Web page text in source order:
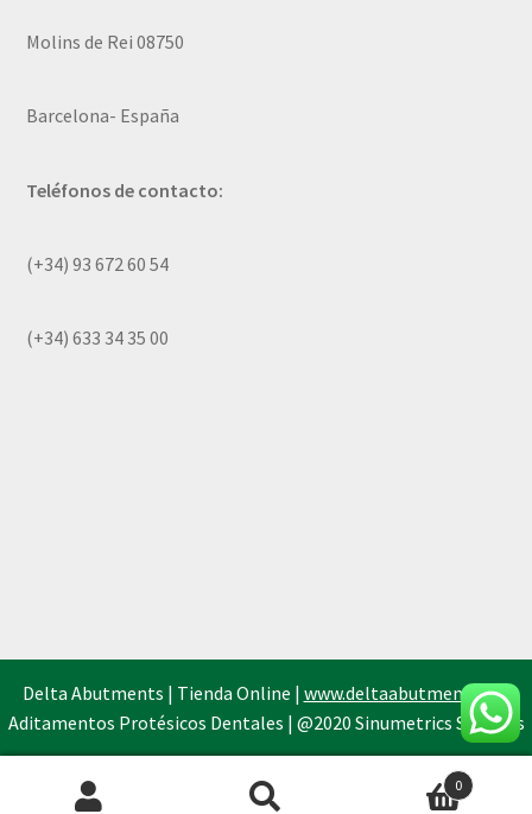
Molins de Rei 08750
Barcelona- España
Teléfonos de contacto:
(+34) 93 672 60 54
(+34) 633 34 35 00
Delta Abutments | Tienda Online | www.deltaabutments.es|
Aditamentos Protésicos Dentales | @2020 Sinumetrics Systems
0